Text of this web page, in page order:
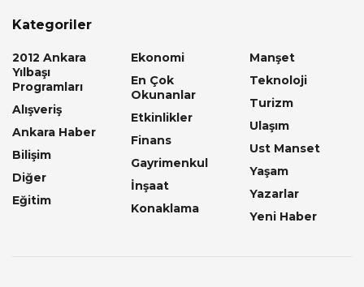
Kategoriler
2012 Ankara
Yılbaşı
Programları
Alışveriş
Ankara Haber
Bilişim
Diğer
Eğitim
Ekonomi
En Çok
Okunanlar
Etkinlikler
Finans
Gayrimenkul
İnşaat
Konaklama
Manşet
Teknoloji
Turizm
Ulaşım
Ust Manset
Yaşam
Yazarlar
Yeni Haber